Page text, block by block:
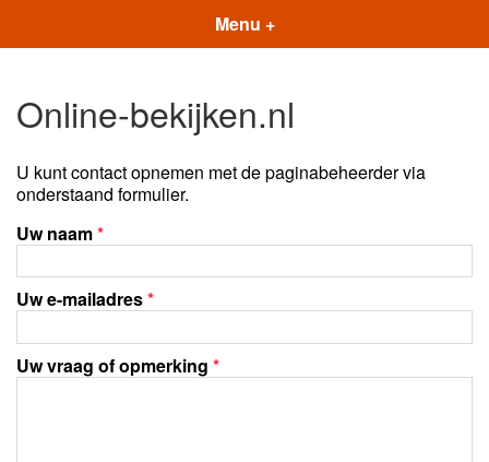
Menu +
Online-bekijken.nl
U kunt contact opnemen met de paginabeheerder via
onderstaand formulier.
Uw naam*
Uw e-mailadres*
Uw vraag of opmerking *